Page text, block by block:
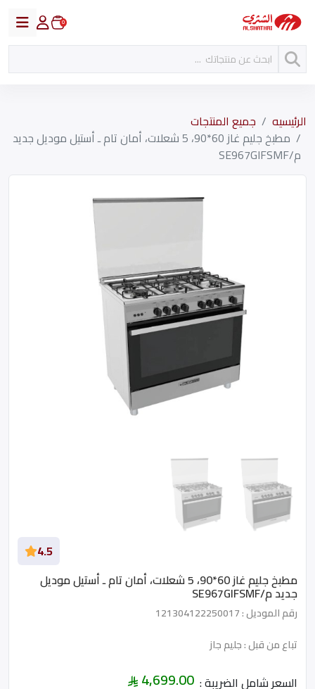
0
الرئيسيه
جميع المنتجات
مطبخ جليم غاز 60*90، 5 شعلات، أمان تام ـ أستيل موديل جديد
م/SE967GIFSMF
4.5
مطبخ جليم غاز 60*90، 5 شعلات، أمان تام ـ أستيل موديل
جديد م/SE967GIFSMF
رقم الموديل : 121304122250017
تباع من قبل : جليم جاز
السعر شامل الضريبة : 4,699.00